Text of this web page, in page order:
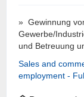
» Gewinnung
Gewerbe/
und Betreuung
Sales and
employment -